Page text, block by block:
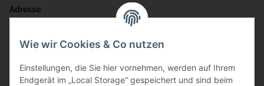
Adresse
Gewerbering 17
84072 Au i.d. Hallertau
Wie wir Cookies & Co nutzen
Einstellungen, die Sie hier vornehmen, werden auf Ihrem
Endgerät im „Local Storage“ gespeichert und sind beim